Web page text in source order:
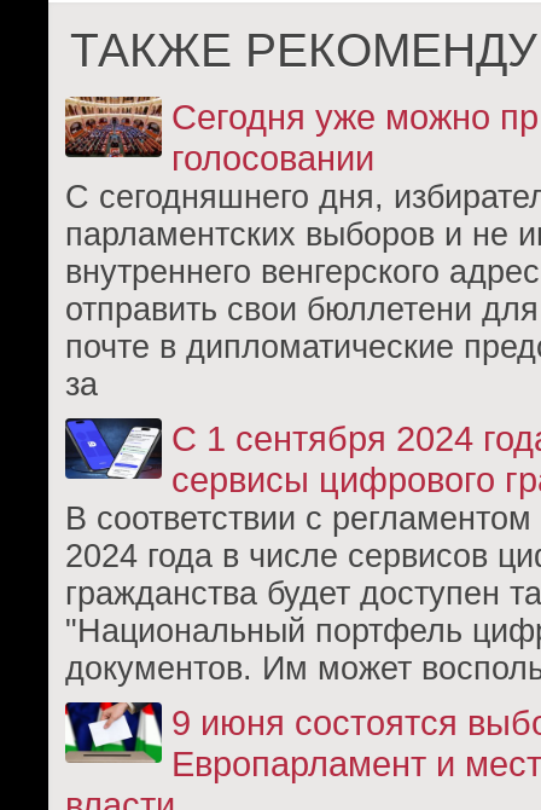
ТАКЖЕ
Сегодня уже можно
голосовании
С сегодняшнего дня,
парламентских выборов и не
внутреннего венгерского
отправить свои бюллетени
почте в дипломатические
за
С 1 сентября 2024
сервисы цифрового
В соответствии с
2024 года в числе сервисов
гражданства будет доступен
"Национальный портфель
документов. Им может
9 июня состоятся
Европарламент и